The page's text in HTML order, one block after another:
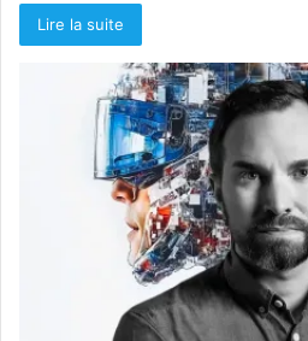
Lire la suite